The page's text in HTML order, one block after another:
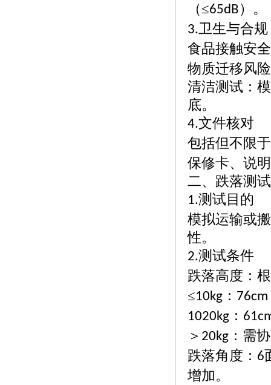
（≤65dB）。
3.卫生与合规
食品接触安
物质迁移风
清洁测试：
底。
4.文件核对
包括但不限
保修卡、说
二、跌落测
1.测试目的
模拟运输或
性。
2.测试条件
跌落高度：
≤10kg ： 76cm
1020kg ：
＞ 20kg ：需
跌落角度： 6
增加。